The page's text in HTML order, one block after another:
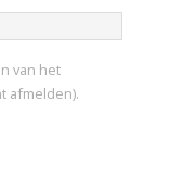
van het
afmelden).